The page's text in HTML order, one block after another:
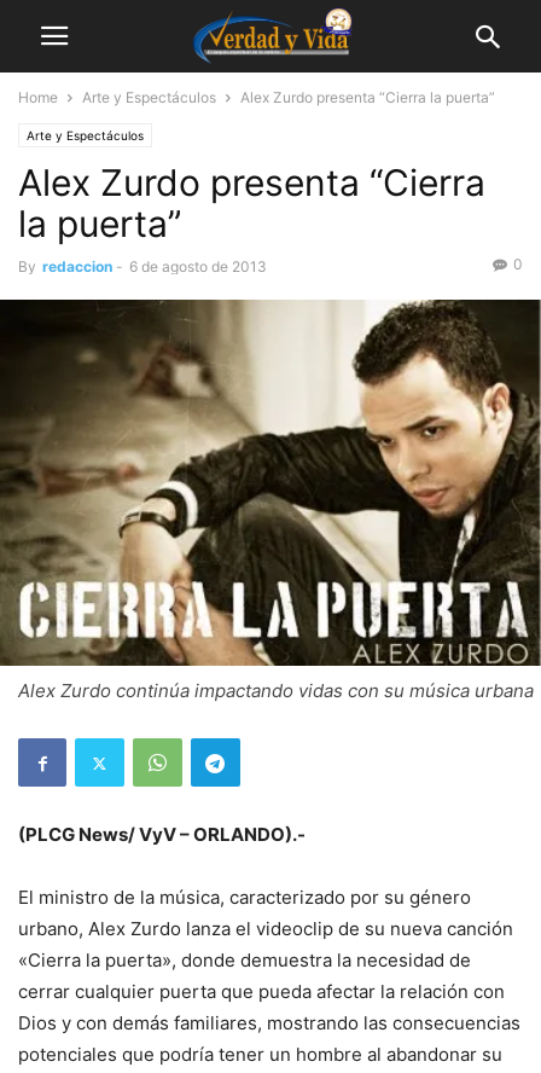
Home Arte y Espectáculos Alex Zurdo presenta “Cierra la puerta”
Arte y Espectáculos
Alex Zurdo presenta “Cierra
la puerta”
By redaccion - 6 de agosto de 2013 0
Alex Zurdo continúa impactando vidas con su música urbana
(PLCG News/ VyV – ORLANDO).-
El ministro de la música, caracterizado por su género
urbano, Alex Zurdo lanza el videoclip de su nueva canción
«Cierra la puerta», donde demuestra la necesidad de
cerrar cualquier puerta que pueda afectar la relación con
Dios y con demás familiares, mostrando las consecuencias
potenciales que podría tener un hombre al abandonar su